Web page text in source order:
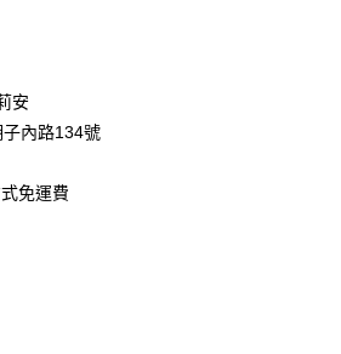
台灣大哥大用戶可立即使用無須另外申請。
期」，訂單成立後會自動跳轉到大哥付的交易
欲分期的期數、繳款截止日，確認付款後即完
費用金額請依後續交易確認頁面所載為準。
往確認交易或遇審核未通過，訂單將自動取
狀況，表示未達大哥付你分期系統評分，恕無
可選擇「超商條碼／台灣大直營門市／銀行轉
」等通路繳費。
】
需綁卡、不需儲值。
訊認證，即可結帳。
後，再付款。
程】
認金額後，即可完成結帳。
到繳費通知簡訊。
含以上)免運費
安
內路134號
免運費